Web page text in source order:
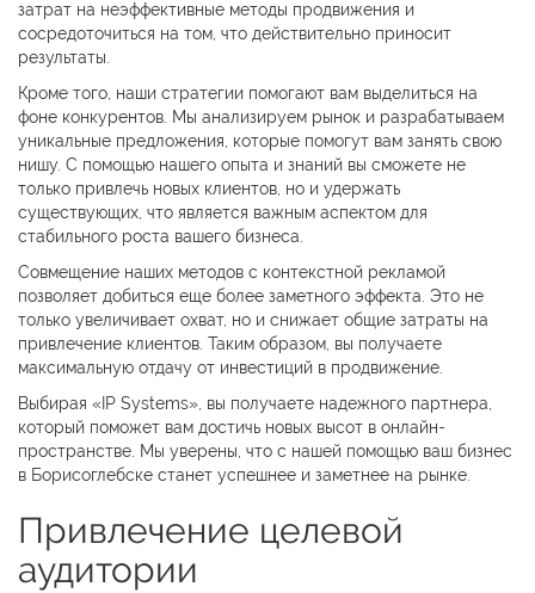
затрат на неэффективные методы продвижения и
сосредоточиться на том, что действительно приносит
результаты.
Кроме того, наши стратегии помогают вам выделиться на
фоне конкурентов. Мы анализируем рынок и разрабатываем
уникальные предложения, которые помогут вам занять свою
нишу. С помощью нашего опыта и знаний вы сможете не
только привлечь новых клиентов, но и удержать
существующих, что является важным аспектом для
стабильного роста вашего бизнеса.
Совмещение наших методов с контекстной рекламой
позволяет добиться еще более заметного эффекта. Это не
только увеличивает охват, но и снижает общие затраты на
привлечение клиентов. Таким образом, вы получаете
максимальную отдачу от инвестиций в продвижение.
Выбирая «IP Systems», вы получаете надежного партнера,
который поможет вам достичь новых высот в онлайн-
пространстве. Мы уверены, что с нашей помощью ваш бизнес
в Борисоглебске станет успешнее и заметнее на рынке.
Привлечение целевой
аудитории